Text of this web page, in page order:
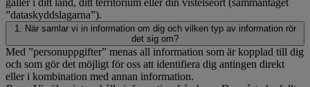
gäller i ditt land, ditt territorium eller din vistelseort (sammantaget
”dataskyddslagarna”).
1. När samlar vi in information om dig och vilken typ av information rör
det sig om?
Med ”personuppgifter” menas all information som är kopplad till dig
och som gör det möjligt för oss att identifiera dig antingen direkt
eller i kombination med annan information.